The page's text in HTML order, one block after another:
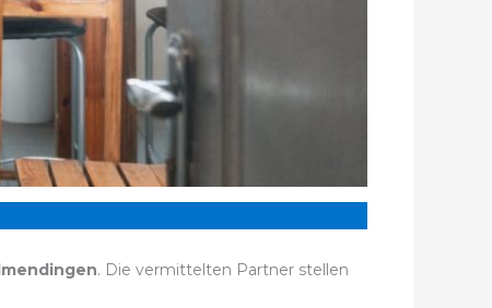
. Die vermittelten Partner stellen